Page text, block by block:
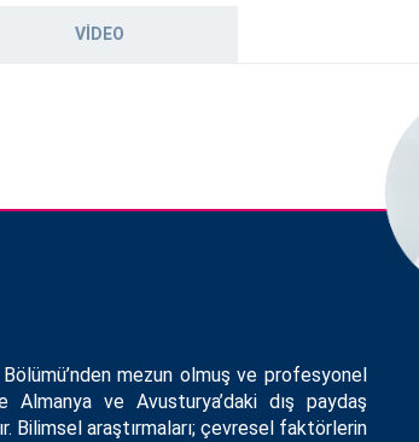
VIDEO
mezun olmuş ve profesyonel
Almanya ve Avusturya’daki dış paydaş
Bilimsel araştırmaları; çevresel faktörlerin